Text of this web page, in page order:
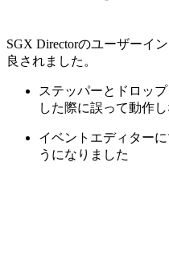
SGX Directorのユーザーイ
良されました。
ステッパーとドロッ
した際に誤って動作
イベントエディター
うになりました